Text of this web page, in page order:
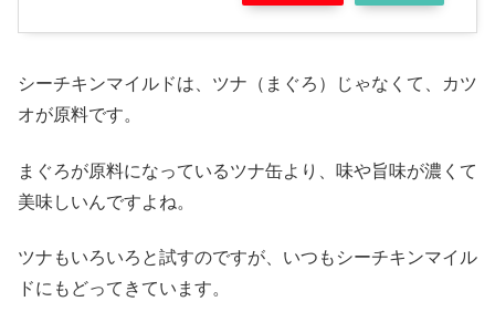
シーチキンマイルドは、ツナ（まぐろ）じゃなくて、カツ
オが原料です。
まぐろが原料になっているツナ缶より、味や旨味が濃くて
美味しいんですよね。
ツナもいろいろと試すのですが、いつもシーチキンマイル
ドにもどってきています。